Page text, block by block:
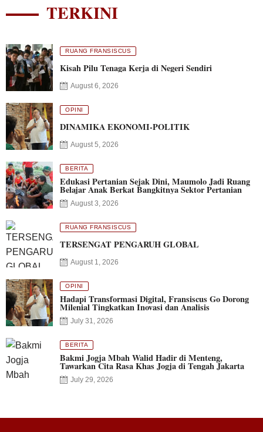
TERKINI
RUANG FRANSISCUS
Kisah Pilu Tenaga Kerja di Negeri Sendiri
August 6, 2026
OPINI
DINAMIKA EKONOMI-POLITIK
August 5, 2026
BERITA
Edukasi Pertanian Sejak Dini, Maumolo Jadi Ruang
Belajar Anak Berkat Bangkitnya Sektor Pertanian
August 3, 2026
RUANG FRANSISCUS
TERSENGAT PENGARUH GLOBAL
August 1, 2026
OPINI
Hadapi Transformasi Digital, Fransiscus Go Dorong
Milenial Tingkatkan Inovasi dan Analisis
July 31, 2026
BERITA
Bakmi Jogja Mbah Walid Hadir di Menteng,
Tawarkan Cita Rasa Khas Jogja di Tengah Jakarta
July 29, 2026